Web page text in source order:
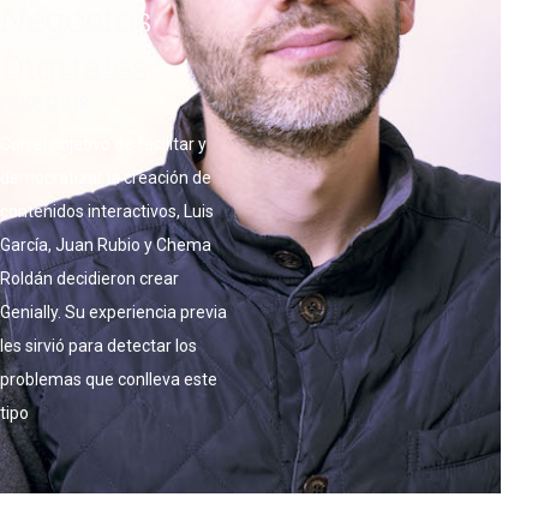
Negocios
Con el objetivo de facilitar y
democratizar la creación de
contenidos interactivos, Luis
García, Juan Rubio y Chema
Roldán decidieron crear
Genially. Su experiencia previa
les sirvió para detectar los
problemas que conlleva este
tipo